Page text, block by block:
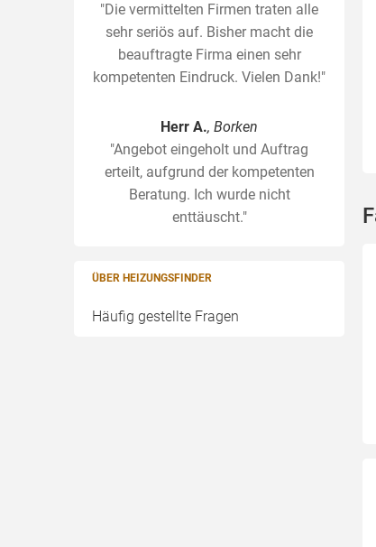
"Die vermittelten Firmen traten alle
sehr seriös auf. Bisher macht die
beauftragte Firma einen sehr
kompetenten Eindruck. Vielen Dank!"
Herr A., Borken
"Angebot eingeholt und Auftrag
erteilt, aufgrund der kompetenten
Beratung. Ich wurde nicht
enttäuscht."
ÜBER HEIZUNGSFINDER
Häufig gestellte Fragen